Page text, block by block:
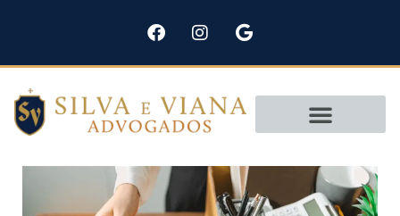
para
o
conteúdo